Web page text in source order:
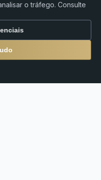
CFDs, criptomoedas e
risco substancial de
para todos os
Group é uma
e indicações e não
o tráfego. Consulte